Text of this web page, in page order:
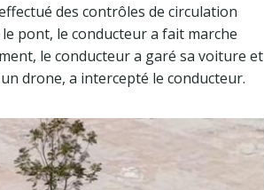
des contrôles de circulation
pont, le conducteur a fait marche
le conducteur a garé sa voiture et
drone, a intercepté le conducteur.